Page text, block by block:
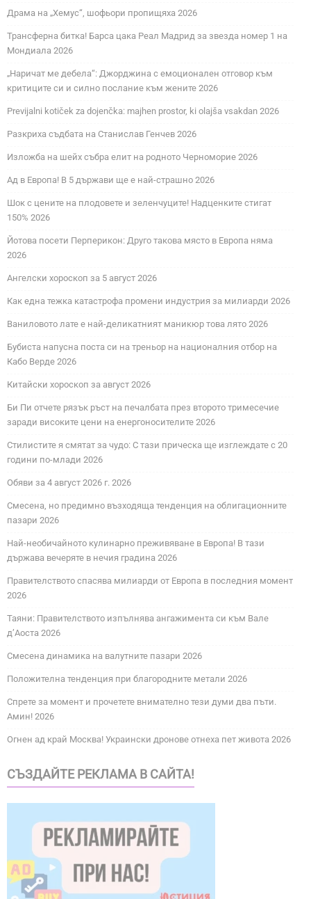
Драма на „Хемус“, шофьори пропищяха 2026
Трансферна битка! Барса цака Реал Мадрид за звезда номер 1 на
Мондиала 2026
„Наричат ме дебела“: Джорджина с емоционален отговор към
критиците си и силно послание към жените 2026
Previjalni kotiček za dojenčka: majhen prostor, ki olajša vsakdan 2026
Разкриха съдбата на Станислав Генчев 2026
Изложба на шейх събра елит на родното Черноморие 2026
Ад в Европа! В 5 държави ще е най-страшно 2026
Шок с цените на плодовете и зеленчуците! Надценките стигат
150% 2026
Йотова посети Перперикон: Друго такова място в Европа няма
2026
Ангелски хороскоп за 5 август 2026
Как една тежка катастрофа промени индустрия за милиарди 2026
Ваниловото лате е най-деликатният маникюр това лято 2026
Бубиста напусна поста си на треньор на националния отбор на
Кабо Верде 2026
Китайски хороскоп за август 2026
Би Пи отчете рязък ръст на печалбата през второто тримесечие
заради високите цени на енергоносителите 2026
Стилистите я смятат за чудо: С тази прическа ще изглеждате с 20
години по-млади 2026
Обяви за 4 август 2026 г. 2026
Смесена, но предимно възходяща тенденция на облигационните
пазари 2026
Най-необичайното кулинарно преживяване в Европа! В тази
държава вечеряте в нечия градина 2026
Правителството спасява милиарди от Европа в последния момент
2026
Таяни: Правителството изпълнява ангажимента си към Вале
д’Аоста 2026
Смесена динамика на валутните пазари 2026
Положителна тенденция при благородните метали 2026
Спрете за момент и прочетете внимателно тези думи два пъти.
Амин! 2026
Огнен ад край Москва! Украински дронове отнеха пет живота 2026
СЪЗДАЙТЕ РЕКЛАМА В САЙТА!